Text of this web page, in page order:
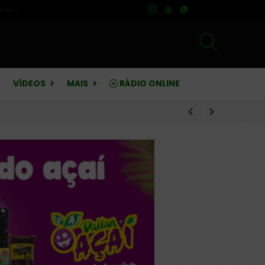
VÍDEOS MAIS RÁDIO ONLINE
críticas sobre finanças